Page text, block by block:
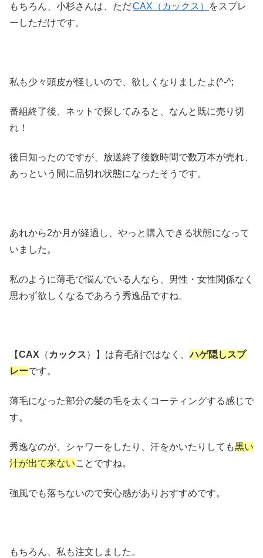
もちろん、小杉さんは、ただCAX（カックス）
をスプレ
ーしただけです。
私も少々頭皮が怪しいので、欲しくなりましたよ(^-^;
番組終了後、ネットで探してみると、なんと既に売り切
れ！
後日知ったのですが、放送終了後数時間で数万本が売れ、
あっという間に品切れ状態になったそうです。
あれから2か月が経過し、やっと購入できる状態になって
いました。
私のように薄毛で悩んでいる人なら、男性・女性関係なく
思わず欲しくなるであろう秀逸品ですね。
【CAX （ カックス）】は育毛剤ではなく、ハゲ隠しスプ
レーです。
薄毛になった部分の髪の毛を太くコーティングする感じで
す。
秀逸なのが、シャワーをしたり、汗をかいたりしても黒い
汁が出て来ないことですね。
強風でも落ちないので安心感がありおすすめです。
もちろん、私も注文しました。